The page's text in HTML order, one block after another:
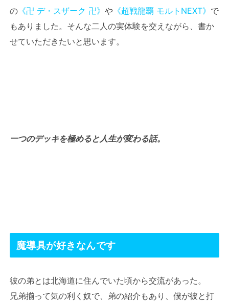
の 《卍 デ・スザーク 卍》 や 《超戦龍覇 モルトNEXT》 で
もありました。そんな二人の実体験を交えながら、書か
せていただきたいと思います。
一つのデッキを極めると人生が変わる話。
魔導具が好きなんです
彼の弟とは北海道に住んでいた頃から交流があった。
兄弟揃って気の利く奴で、弟の紹介もあり、僕が彼と打